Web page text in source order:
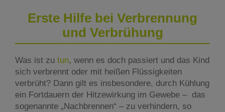
Erste Hilfe bei Verbrennung
und Verbrühung
Was ist zu tun, wenn es doch passiert und das Kind
sich verbrennt oder mit heißen Flüssigkeiten
verbrüht? Dann gilt es insbesondere, durch Kühlung
ein Fortdauern der Hitzewirkung im Gewebe – das
sogenannte „Nachbrennen“ – zu verhindern, so